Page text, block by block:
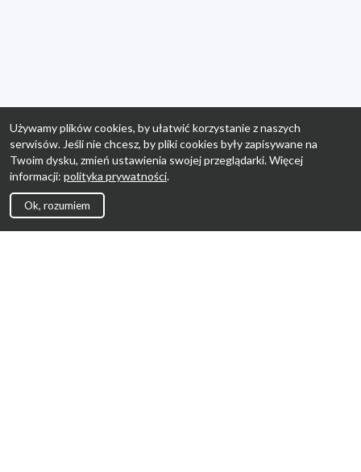
Używamy plików cookies, by ułatwić korzystanie z naszych
serwisów. Jeśli nie chcesz, by pliki cookies były zapisywane na
Twoim dysku, zmień ustawienia swojej przeglądarki. Więcej
informacji: polityka prywatności.
Ok, rozumiem